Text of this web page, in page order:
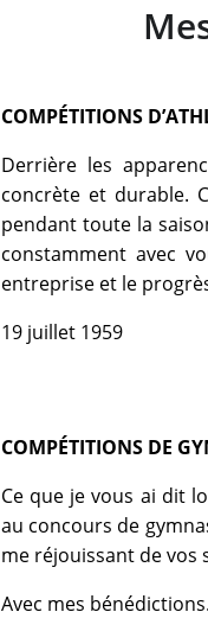
COMPÉTITIONS
Derrière les
concrète et durable.
pendant toute la
constamment avec
entreprise et le
19 juillet 1959
COMPÉTITIONS DE
Ce que je vous ai dit
au concours de
me réjouissant de vos
Avec mes bénédictions.